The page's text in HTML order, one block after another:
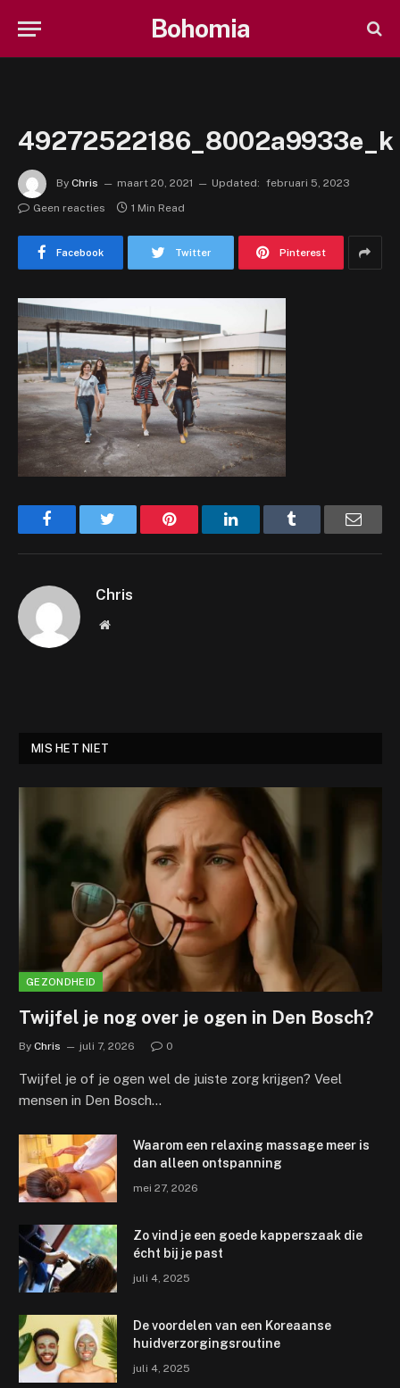
Bohomia
49272522186_8002a9933e_k
By Chris maart 20, 2021 Updated: februari 5, 2023
Geen reacties
1 Min Read
Facebook Twitter Pinterest
Facebook Pinterest LinkedIn Email
Chris
Website
MIS HET NIET
GEZONDHEID
Twijfel je nog over je ogen in Den Bosch?
By Chris juli 7, 2026 0
Twijfel je of je ogen wel de juiste zorg krijgen? Veel
mensen in Den Bosch…
Waarom een relaxing massage meer is
dan alleen ontspanning
mei 27, 2026
Zo vind je een goede kapperszaak die
écht bij je past
juli 4, 2025
De voordelen van een Koreaanse
huidverzorgingsroutine
juli 4, 2025